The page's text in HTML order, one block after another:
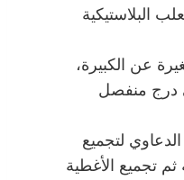
البلاستيكية
عن الكبيرة،
درج منفصل
لتجميع
تجميع الأغطية